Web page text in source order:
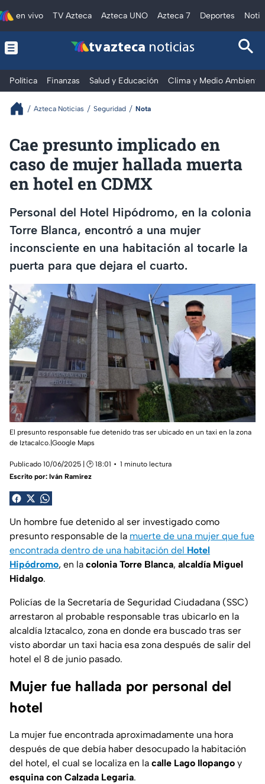
en vivo TV Azteca Azteca UNO Azteca 7 Deportes
tv azteca noticias
Política Finanzas Salud y Educación Clima y Medio Ambiente
Azteca Noticias Seguridad Nota
Cae presunto implicado en
caso de mujer hallada muerta
en hotel en CDMX
Personal del Hotel Hipódromo, en la colonia
Torre Blanca, encontró a una mujer
inconsciente en una habitación al tocarle la
puerta para que dejara el cuarto.
El presunto responsable fue detenido tras ser ubicado en un taxi en la zona
de Iztacalco.|Google Maps
Publicado 10/06/2025 | 🕑 18:01
1 minuto lectura
Escrito por: Iván Ramírez
Un hombre fue detenido al ser investigado como
presunto responsable de la muerte de una mujer que fue
encontrada dentro de una habitación del Hotel
Hipódromo, en la colonia Torre Blanca, alcaldía Miguel
Hidalgo.
Policías de la Secretaría de Seguridad Ciudadana (SSC)
arrestaron al probable responsable tras ubicarlo en la
alcaldía Iztacalco, zona en donde era buscado tras ser
visto abordar un taxi hacia esa zona después de salir del
hotel el 8 de junio pasado.
Mujer fue hallada por personal del
hotel
La mujer fue encontrada aproximadamente una hora
después de que debía haber desocupado la habitación
del hotel, el cual se localiza en la calle Lago Ilopango y
esquina con Calzada Legaria.